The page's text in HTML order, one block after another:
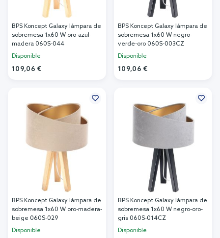
BPS Koncept Galaxy lámpara de
sobremesa 1x60 W oro-azul-
madera 060S-044
Disponible
109,06 €
BPS Koncept Galaxy lámpara de
sobremesa 1x60 W negro-
verde-oro 060S-003CZ
Disponible
109,06 €
BPS Koncept Galaxy lámpara de
sobremesa 1x60 W oro-madera-
beige 060S-029
Disponible
BPS Koncept Galaxy lámpara de
sobremesa 1x60 W negro-oro-
gris 060S-014CZ
Disponible